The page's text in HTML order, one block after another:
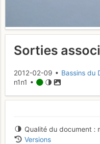
Sorties
2012-02-09 • Bassins du
n1n1 •
Qualité du document
Versions